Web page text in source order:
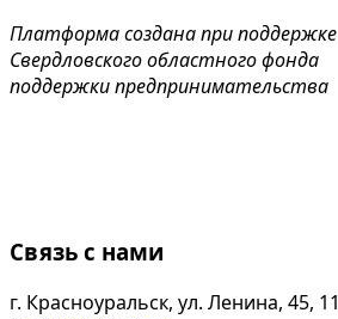
Платформа создана при поддержке
Свердловского областного фонда
поддержки предпринимательства
Связь с нами
г. Красноуральск, ул. Ленина, 45, 11